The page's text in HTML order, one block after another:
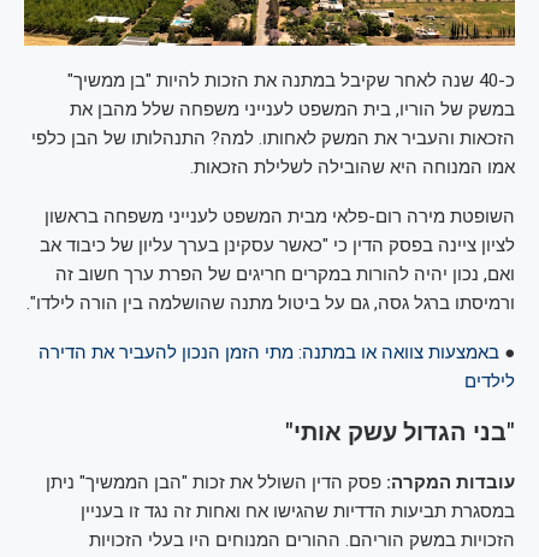
כ-40 שנה לאחר שקיבל במתנה את הזכות להיות "בן ממשיך"
במשק של הוריו, בית המשפט לענייני משפחה שלל מהבן את
הזכאות והעביר את המשק לאחותו. למה? התנהלותו של הבן כלפי
אמו המנוחה היא שהובילה לשלילת הזכאות.
השופטת מירה רום-פלאי מבית המשפט לענייני משפחה בראשון
לציון ציינה בפסק הדין כי "כאשר עסקינן בערך עליון של כיבוד אב
ואם, נכון יהיה להורות במקרים חריגים של הפרת ערך חשוב זה
ורמיסתו ברגל גסה, גם על ביטול מתנה שהושלמה בין הורה לילדו".
● באמצעות צוואה או במתנה: מתי הזמן הנכון להעביר את הדירה
לילדים
"בני הגדול עשק אותי"
עובדות המקרה: פסק הדין השולל את זכות "הבן הממשיך" ניתן
במסגרת תביעות הדדיות שהגישו אח ואחות זה נגד זו בעניין
הזכויות במשק הוריהם. ההורים המנוחים היו בעלי הזכויות